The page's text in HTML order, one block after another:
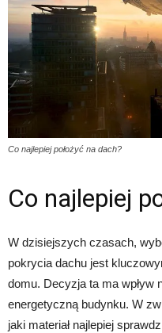
Co najlepiej położyć na dach?
Co najlepiej
W dzisiejszych czasach,
pokrycia dachu jest
domu. Decyzja ta ma wpływ
energetyczną budynku. W
jaki materiał najlepiej